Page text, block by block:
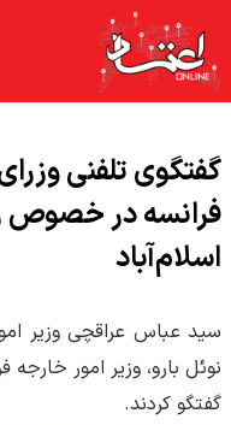
گفتگوی تلفنی
فرانسه در خصوص
اسلام‌آباد
سید عباس عراقچی وزیر
نوئل بارو، وزیر امور
گفتگو کردند.